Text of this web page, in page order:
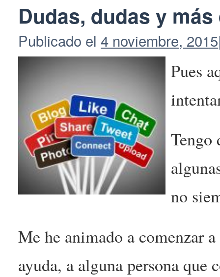
Dudas, dudas y
Publicado el 4 noviembre, 2015
Pues
Tengo
no
Me he animado a comenzar
ayuda, a alguna persona que